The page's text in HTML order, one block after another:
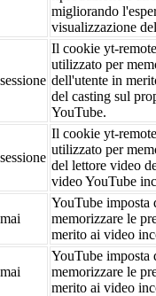
migliorando
visualizzazione
sessione
Il cookie yt-
utilizzato per
dell'utente in
del casting sul
YouTube.
sessione
Il cookie yt-
utilizzato per
del lettore video
video YouTube
mai
YouTube imposta
memorizzare le
merito ai video
mai
YouTube imposta
memorizzare le
merito ai video